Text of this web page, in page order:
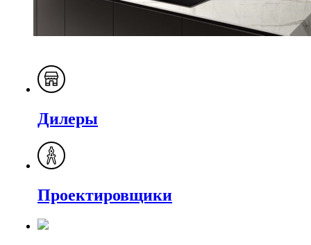
Дилеры
Проектировщики